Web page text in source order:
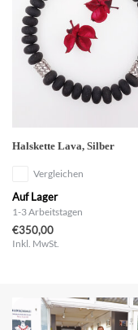
Halskette Lava, Silber
Vergleichen
Auf Lager
1-3 Arbeitstagen
€350,00
Inkl. MwSt.